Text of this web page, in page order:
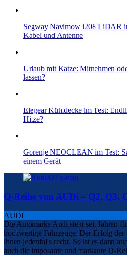
Segway Navimow i208 LiDAR
Kabel und Antenne
Urlaub mit Katze: Mitnehmen
lassen?
Elegear Kühldecke im Test:
Hitze?
Gorenje NEOCLEAN im Test:
einem Gerät
Q-Reihe von AUDi – Q2, Q3,
AUDI
Die Automarke Audi steht seit Jahren
hochwertige Fahrzeuge. Der Erfolg
ihnen jedenfalls recht. So ist es dann
auch die imposante und markante Q-